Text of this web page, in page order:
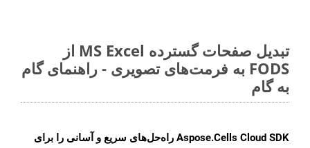
تبدیل صفحات گسترده MS Excel از
FODS به فرمت‌های تصویری - راهنمای گام
به گام
Aspose.Cells Cloud SDK راه‌حل‌های سریع و آسانی را برای